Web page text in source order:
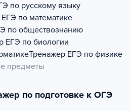
по русскому языку
ЕГЭ по математике
по обществознанию
ЕГЭ по биологии
Тренажер ЕГЭ по физике
предметы
по подготовке к ОГЭ